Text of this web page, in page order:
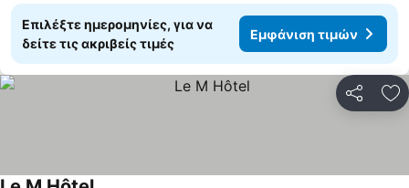
Επιλέξτε ημερομηνίες, για να
δείτε τις ακριβείς τιμές
Εμφάνιση τιμών